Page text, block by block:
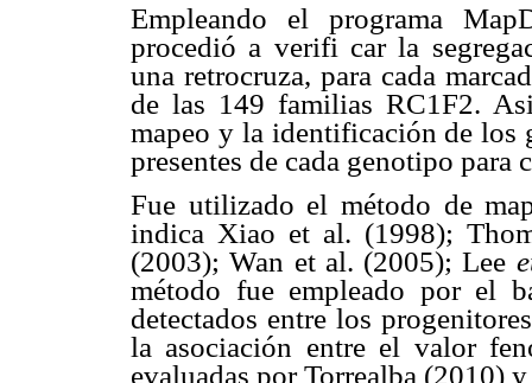
Empleando el programa
procedió a verifi car la
una retrocruza, para cada
de las 149 familias RC1F2.
mapeo y la identificación de los
presentes de cada genotipo
Fue utilizado el método de
indica Xiao et al. (1998);
(2003); Wan et al. (2005); Lee
método fue empleado por el
detectados entre los
la asociación entre el valor
evaluadas por Torrealba (2010)